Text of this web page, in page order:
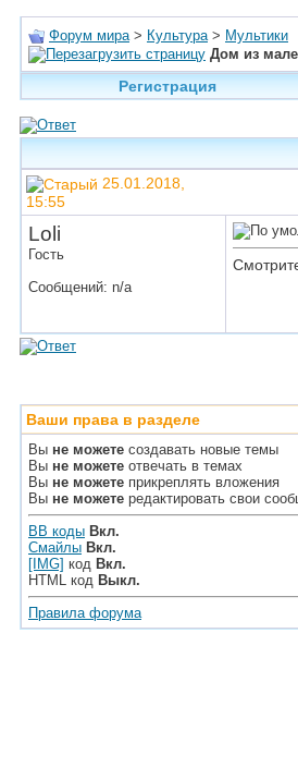
Форум мира > Культура > Мультики
Дом из
Регистрация
25.01.2018,
15:55
Loli
Гость
Сообщений: n/a
Ваши права в разделе
Вы не можете создавать новые темы
Вы не можете отвечать в темах
Вы не можете прикреплять вложения
Вы не можете редактировать свои
BB коды Вкл.
Смайлы Вкл.
[IMG] код Вкл.
HTML код Выкл.
Правила форума